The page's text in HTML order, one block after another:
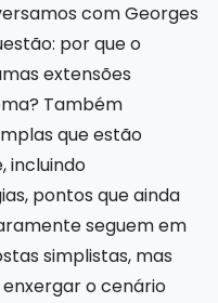
com Georges
por que o
extensões
Também
que estão
incluindo
pontos que ainda
seguem em
simplistas, mas
o cenário